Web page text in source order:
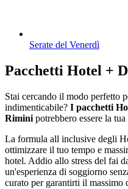
Serate del Venerdì
Pacchetti Hotel +
Stai cercando il modo perfetto
indimenticabile? I pacchetti
Rimini potrebbero essere la tua
La formula all inclusive degli
ottimizzare il tuo tempo e
hotel. Addio allo stress del fai
un'esperienza di soggiorno
curato per garantirti il massimo